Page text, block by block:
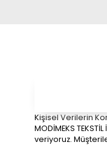
Kişisel Verilerin
MODİMEKS
veriyoruz.